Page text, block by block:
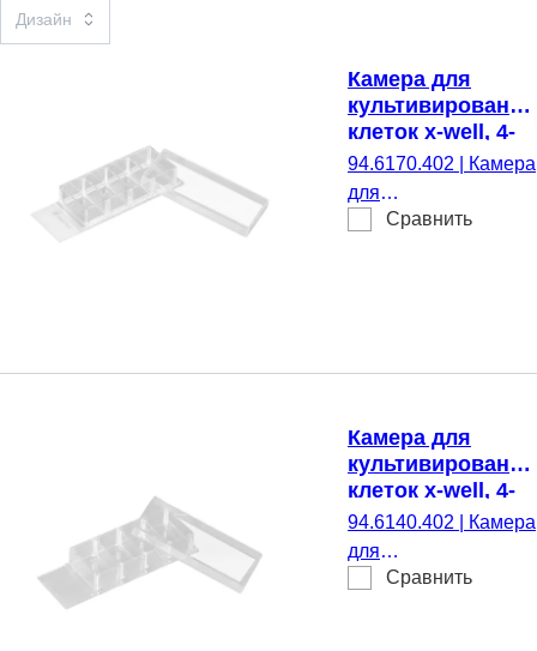
Камера для
культивирования
клеток x-well, 4-
луночный, на
предметном
стекле
94.6170.402
Камера
для
культивирования
шт./Блистер
Сравнить
Камера для
культивирования
клеток x-well, 4-
луночный, на
предметном
стекле из PCA
94.6140.402
Камера
для
культивирования
Сравнить